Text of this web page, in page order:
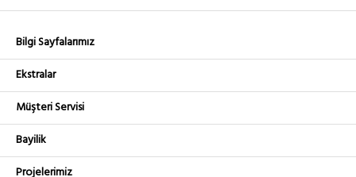
Bilgi Sayfalarımız
Ekstralar
Müşteri Servisi
Bayilik
Projelerimiz